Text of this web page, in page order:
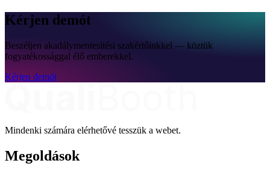
Kérjen demót
Beszéljen akadálymentesítési szakértőinkkel — köztük
fogyatékossággal élő emberekkel.
Kérjen demót
Mindenki számára elérhetővé tesszük a webet.
Megoldások